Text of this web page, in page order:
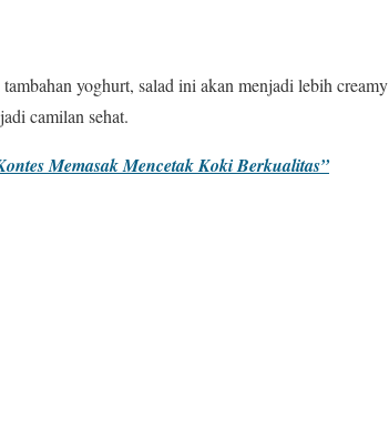
yoghurt, salad ini akan menjadi lebih creamy
camilan sehat.
Memasak Mencetak Koki Berkualitas”